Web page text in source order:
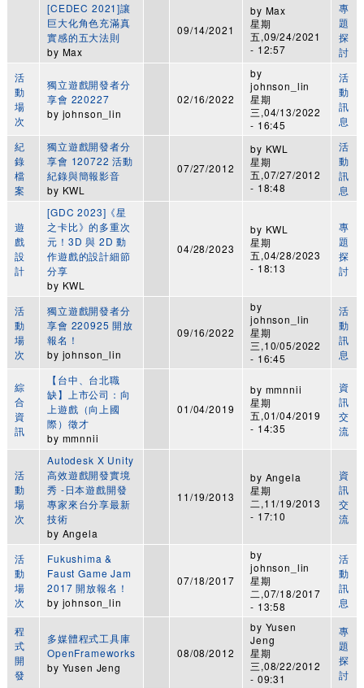
[CEDEC 2021]讓
巨大化角色充滿真
實感的五大法則
by Max
09/14/2021
by Max
星期
五,09/24/2021
- 12:57
專
題
探
討
活
動
場
次
獨立遊戲開發者分
享會 220227
by johnson_lin
02/16/2022
by
johnson_lin
星期
三,04/13/2022
- 16:45
活
動
訊
息
紀
錄
檔
案
獨立遊戲開發者分
享會 120722 活動
紀錄與簡報影音
by KWL
07/27/2012
by KWL
星期
五,07/27/2012
- 18:48
活
動
訊
息
遊
戲
設
計
[GDC 2023]《星
之卡比》的多重次
元！3D 與 2D 動
作遊戲的設計細節
分享
by KWL
04/28/2023
by KWL
星期
五,04/28/2023
- 18:13
專
題
探
討
活
動
場
次
獨立遊戲開發者分
享會 220925 開放
報名！
by johnson_lin
09/16/2022
by
johnson_lin
星期
三,10/05/2022
- 16:45
活
動
訊
息
綜
合
資
訊
【台中、台北職
缺】上市公司：向
上遊戲（向上國
際）徵才
by mmnnii
01/04/2019
by mmnnii
星期
五,01/04/2019
- 14:35
資
訊
交
流
活
動
場
次
Autodesk X Unity
高效遊戲開發實境
秀 -日本遊戲開發
專家來台分享最新
技術
by Angela
11/19/2013
by Angela
星期
二,11/19/2013
- 17:10
資
訊
交
流
活
動
場
次
Fukushima &
Faust Game Jam
2017 開放報名！
by johnson_lin
07/18/2017
by
johnson_lin
星期
二,07/18/2017
- 13:58
活
動
訊
息
程
式
開
發
多媒體程式工具庫
OpenFrameworks
by Yusen Jeng
08/08/2012
by Yusen
Jeng
星期
三,08/22/2012
- 09:31
專
題
探
討